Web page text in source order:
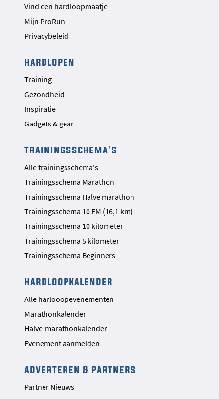
Vind een hardloopmaatje
Mijn ProRun
Privacybeleid
hardlopen
Training
Gezondheid
Inspiratie
Gadgets & gear
trainingsschema's
Alle trainingsschema's
Trainingsschema Marathon
Trainingsschema Halve marathon
Trainingsschema 10 EM (16,1 km)
Trainingsschema 10 kilometer
Trainingsschema 5 kilometer
Trainingsschema Beginners
hardloopkalender
Alle harlooopevenementen
Marathonkalender
Halve-marathonkalender
Evenement aanmelden
adverteren & partners
Partner Nieuws